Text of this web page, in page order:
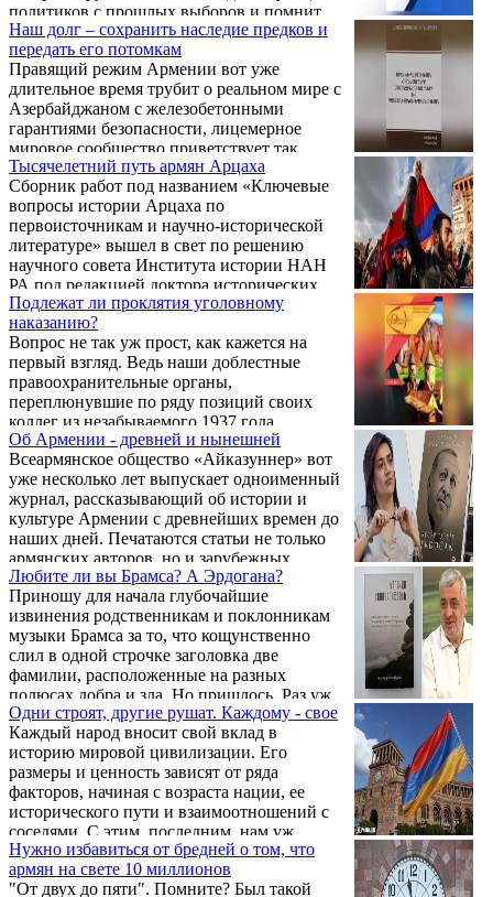
политиков с прошлых выборов и помнит,
чем они обернулись. А скороспелые партии
из новичков, как правило, появляются с
определенными другими целью, часто
подпитываются этими другими и исчезают
на следующий день после голосования.
Места в парламенте для них практически
недостижимы.
Наш долг – сохранить наследие предков и
передать его потомкам
Правящий режим Армении вот уже
длительное время трубит о реальном мире с
Азербайджаном с железобетонными
гарантиями безопасности, лицемерное
мировое сообщество приветствует так
называемую нормализацию отношений
между РА и АР, закрывая глаза на агрессию
азербайджано-турецкого тандема с
последующим изгнанием армян Арцаха под
угрозой геноцида. А президент США Трамп
объявил Алиева с Пашиняном близкими
друзьями. Тут он, конечно, прав. Однако
разрушение культурного армянского
наследия в Арцахе, продолжающаяся ...
Тысячелетний путь армян Арцаха
Сборник работ под названием «Ключевые
вопросы истории Арцаха по
первоисточникам и научно-исторической
литературе» вышел в свет по решению
научного совета Института истории НАН
РА под редакцией доктора исторических
наук, профессора Ваграма Балаяна. В
предисловии он кратко представляет цель
издания и сложившуюся сегодня
политическую реальность.
Подлежат ли проклятия уголовному
наказанию?
Вопрос не так уж прост, как кажется на
первый взгляд. Ведь наши доблестные
правоохранительные органы,
переплюнувшие по ряду позиций своих
коллег из незабываемого 1937 года,
додумались до того, что патриота, мецената
и миллиардера Самвела Карапетяна
упрятали за решетку только за то, что
человек выступил в защиту святой
Армянской Апостольской Церкви и
добавил, что будет это «делать по-нашему»
(«мер дзевов»). Правящие силы не
потерпели подобного расхождения с
«генеральной линией» партии под
названием ...
Об Армении - древней и нынешней
Всеармянское общество «Айказуннер» вот
уже несколько лет выпускает одноименный
журнал, рассказывающий об истории и
культуре Армении с древнейших времен до
наших дней. Печатаются статьи не только
армянских авторов, но и зарубежных
ценителей вклада нашего народа в мировую
цивилизацию. Кратко представлю N8
журнала за 2025 г.
Любите ли вы Брамса? А Эрдогана?
Приношу для начала глубочайшие
извинения родственникам и поклонникам
музыки Брамса за то, что кощунственно
слил в одной строчке заголовка две
фамилии, расположенные на разных
полюсах добра и зла. Но пришлось. Раз уж
поначалу припомнилась крылатая фраза, а
потом всплыло сдержанное одобрение
читательницы, осилившей книгу главного
виновника изгнания армян из Арцаха.
Книга называется «Более справедливый
мир возможен». А читательница —
гражданская супруга премьер-министра
Анна Акопян.
Одни строят, другие рушат. Каждому - свое
Каждый народ вносит свой вклад в
историю мировой цивилизации. Его
размеры и ценность зависят от ряда
факторов, начиная с возраста нации, ее
исторического пути и взаимоотношений с
соседями. С этим, последним, нам уж
совсем не повезло. Армянское нагорье
расположилось на перекрестке дорог и войн
на все четыре стороны света. Поэтому,
Нужно избавиться от бредней о том, что
армян на свете 10 миллионов
"От двух до пяти". Помните? Был такой